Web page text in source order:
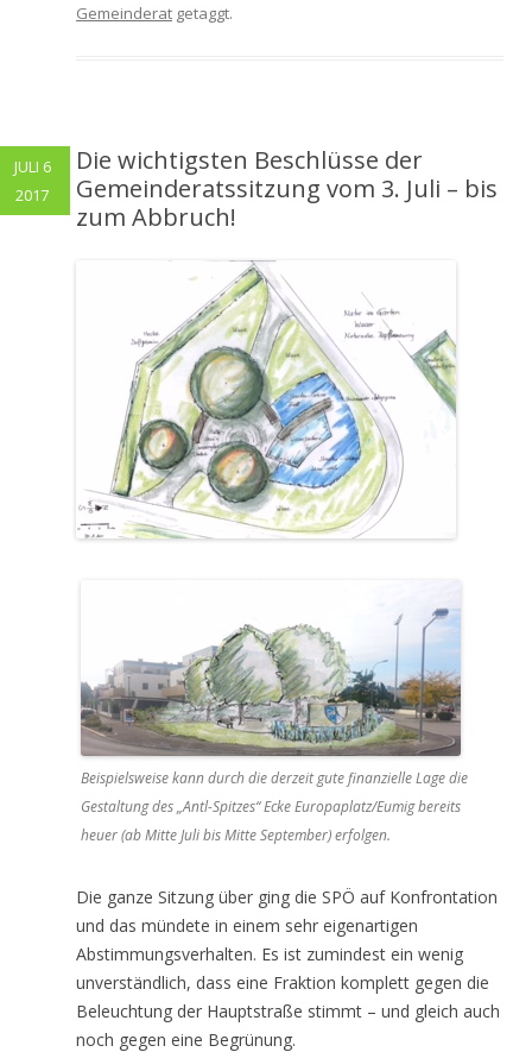
Gemeinderat getaggt.
Die wichtigsten Beschlüsse der
Gemeinderatssitzung vom 3. Juli – bis
zum Abbruch!
Beispielsweise kann durch die derzeit gute finanzielle Lage die
Gestaltung des „Antl-Spitzes“ Ecke Europaplatz/Eumig bereits
heuer (ab Mitte Juli bis Mitte September) erfolgen.
Die ganze Sitzung über ging die SPÖ auf Konfrontation
und das mündete in einem sehr eigenartigen
Abstimmungsverhalten. Es ist zumindest ein wenig
unverständlich, dass eine Fraktion komplett gegen die
Beleuchtung der Hauptstraße stimmt – und gleich auch
noch gegen eine Begrünung.
JULI 6
2017